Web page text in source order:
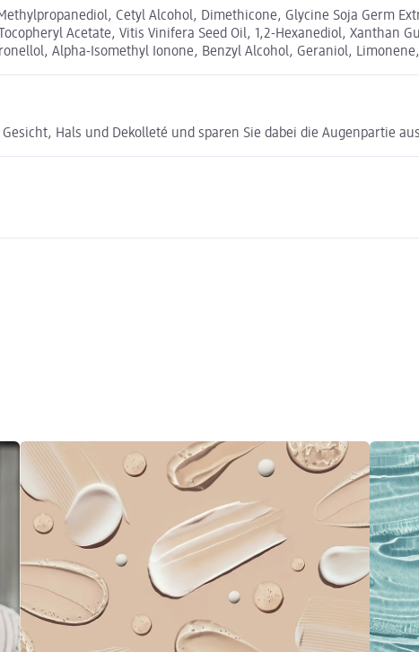
Cetyl Alcohol, Dimethicone, Glycine Soja Germ
Acetate, Vitis Vinifera Seed Oil, 1,2-Hexanediol, Xanthan
Alpha-Isomethyl Ionone, Benzyl Alcohol, Geraniol,
Hals und Dekolleté und sparen Sie dabei die Augenpartie